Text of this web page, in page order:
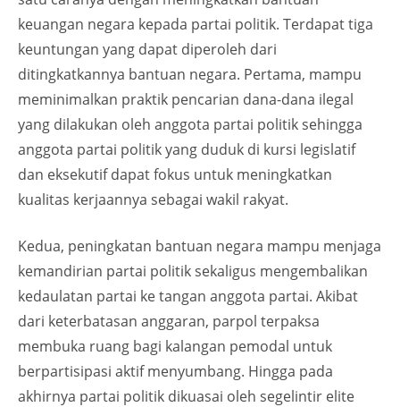
keuangan negara kepada partai politik. Terdapat tiga
keuntungan yang dapat diperoleh dari
ditingkatkannya bantuan negara. Pertama, mampu
meminimalkan praktik pencarian dana-dana ilegal
yang dilakukan oleh anggota partai politik sehingga
anggota partai politik yang duduk di kursi legislatif
dan eksekutif dapat fokus untuk meningkatkan
kualitas kerjaannya sebagai wakil rakyat.
Kedua, peningkatan bantuan negara mampu menjaga
kemandirian partai politik sekaligus mengembalikan
kedaulatan partai ke tangan anggota partai. Akibat
dari keterbatasan anggaran, parpol terpaksa
membuka ruang bagi kalangan pemodal untuk
berpartisipasi aktif menyumbang. Hingga pada
akhirnya partai politik dikuasai oleh segelintir elite